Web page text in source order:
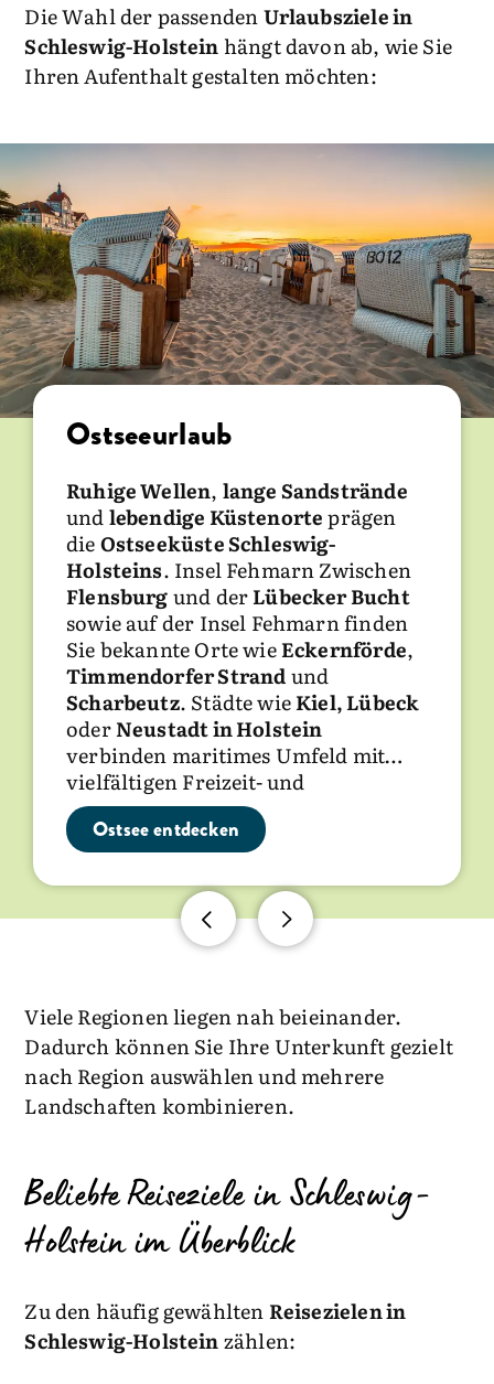
Die Wahl der passendenUrlaubsziele in
Schleswig-Holsteinhängt davon ab, wie Sie
Ihren Aufenthalt gestalten möchten:
Ostseeurlaub
Ruhige Wellen, lange Sandstrände
undlebendige Küstenorteprägen
dieOstseeküste Schleswig-
Holsteins. Insel Fehmarn Zwischen
Flensburgund derLübecker Bucht
sowie auf der Insel Fehmarn finden
Sie bekannte Orte wieEckernförde,
Timmendorfer Strandund
Scharbeutz. Städte wieKiel, Lübeck
oderNeustadt in Holstein
verbinden maritimes Umfeld mit
vielfältigen Freizeit- und
Kulturangeboten.
Ostsee entdecken
​​​​​​​Nordseeurlaub
An derWestküste Schleswig-
Holsteinserwartet Sie ein
naturgeprägter Küstenraum mit
Wattenmeer, Deichenundweitem
Horizont. Die Regionen
NordfrieslandundDithmarschen
prägen die Nordsee maßgeblich. Von
derInsel SyltüberSt. Peter-Ording
undBüsumbis nachHusumund
Brunsbüttelerstrecken sich typische
Nordseeorte. Auch Inseln und
Halligen wieAmrum,Föhr
Hallig Hoogegehören zur Region.
Aktivitäten wieWattwanderungen
Küstenradwegeoder
bestimmen den Aufenthalt.
Nordsee entdecken
​​​​​​​Urlaub im Binnenland
Zwischen Nordsee und Ostsee liegen
ruhigere RegionenmitSeen,
Wäldernundkleineren Städten
Holsteinische Schweizrund um
PlönundEutin, dasHerzogtum
LauenburgmitMölln und Ratzeburg
sowieStormarnbietennaturnahe
Landschaftenund kulturelle
Vielfalt. Diese Regionen eignen sich
für einen Aufenthalt abseits der
Küsten mit Fokus auf Erholung und
Bewegung in der Natur.
Binnenland entdecken
Viele Regionen liegen nah beieinander.
Dadurch können Sie Ihre Unterkunft gezielt
nach Region auswählen und mehrere
Landschaften kombinieren.
Beliebte Reiseziele in Schleswig-
Holstein im Überblick
Zu den häufig gewählten Reisezielen in
Schleswig-Holsteinzählen: